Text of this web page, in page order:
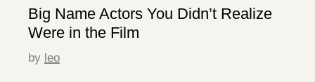
Big Name Actors You Didn’t Realize
Were in the Film
by leo